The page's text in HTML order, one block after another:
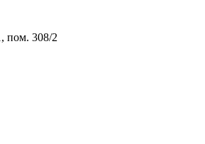
пом. 308/2